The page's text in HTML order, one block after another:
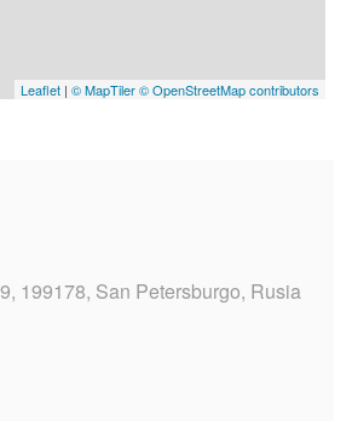
Leaflet| © MapTiler © OpenStreetMap contributors
199178, San Petersburgo, Rusia